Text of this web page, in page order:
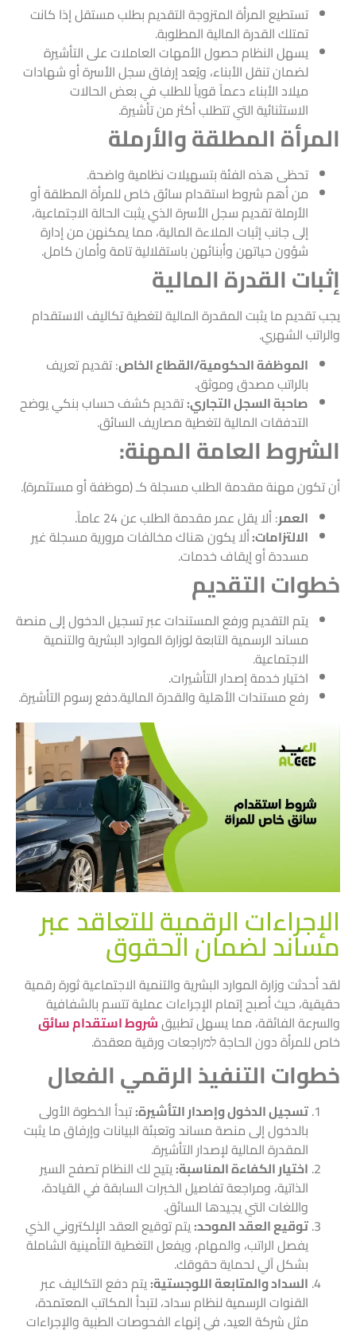
تستطيع المرأة المتزوجة التقديم بطلب مستقل إذا كانت
تمتلك القدرة المالية المطلوبة.
يسهل النظام حصول الأمهات العاملات على التأشيرة
لضمان تنقل الأبناء، ويُعد إرفاق سجل الأسرة أو شهادات
ميلاد الأبناء دعماً قوياً للطلب في بعض الحالات
الاستثنائية التي تتطلب أكثر من تأشيرة.
المرأة المطلقة والأرملة
تحظى هذه الفئة بتسهيلات نظامية واضحة.
من أهم شروط استقدام سائق خاص للمرأة المطلقة أو
الأرملة تقديم سجل الأسرة الذي يثبت الحالة الاجتماعية،
إلى جانب إثبات الملاءة المالية، مما يمكنهن من إدارة
شؤون حياتهن وأبنائهن باستقلالية تامة وأمان كامل.
إثبات القدرة المالية
يجب تقديم ما يثبت المقدرة المالية لتغطية تكاليف الاستقدام
والراتب الشهري.
الموظفة الحكومية/القطاع الخاص: تقديم تعريف
بالراتب مصدق وموثق.
صاحبة السجل التجاري:تقديم كشف حساب بنكي يوضح
التدفقات المالية لتغطية مصاريف السائق.
الشروط العامة المهنة:
أن تكون مهنة مقدمة الطلب مسجلة كـ (موظفة أو مستثمرة).
العمر: ألا يقل عمر مقدمة الطلب عن 24 عاماً.
الالتزامات:ألا يكون هناك مخالفات مرورية مسجلة غير
مسددة أو إيقاف خدمات.
خطوات التقديم
يتم التقديم ورفع المستندات عبرتسجيل الدخول إلى منصة
مساند الرسمية التابعة لوزارة الموارد البشرية والتنمية
الاجتماعية.
اختيار خدمة إصدار التأشيرات.
رفع مستندات الأهلية والقدرة المالية.دفع رسوم التأشيرة.
الإجراءات الرقمية للتعاقد عبر
مساند لضمان الحقوق
لقد أحدثت وزارة الموارد البشرية والتنمية الاجتماعية ثورة رقمية
حقيقية، حيث أصبح إتمام الإجراءات عملية تتسم بالشفافية
والسرعة الفائقة، مما يسهل تطبيقشروط استقدام سائق
خاص للمرأة دون الحاجة למراجعات ورقية معقدة.
خطوات التنفيذ الرقمي الفعال
تسجيل الدخول وإصدار التأشيرة:تبدأ الخطوة الأولى
بالدخول إلى منصة مساند وتعبئة البيانات وإرفاق ما يثبت
المقدرة المالية لإصدار التأشيرة.
اختيار الكفاءة المناسبة:يتيح لك النظام تصفح السير
الذاتية، ومراجعة تفاصيل الخبرات السابقة في القيادة،
واللغات التي يجيدها السائق.
توقيع العقد الموحد:يتم توقيع العقد الإلكتروني الذي
يفصل الراتب، والمهام، ويفعل التغطية التأمينية الشاملة
بشكل آلي لحماية حقوقك.
السداد والمتابعة اللوجستية:يتم دفع التكاليف عبر
القنوات الرسمية لنظام سداد، لتبدأ المكاتب المعتمدة،
مثلشركة العيد، في إنهاء الفحوصات الطبية والإجراءات